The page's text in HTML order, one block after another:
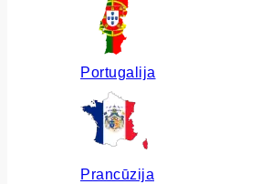
Portugalija
Prancūzija